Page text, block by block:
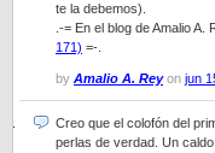
te la debemos).
.-= En el blog de Amalio A.
171) =-.
by Amalio A. Reyon jun
Creo que el colofón del
perlas de verdad. Un